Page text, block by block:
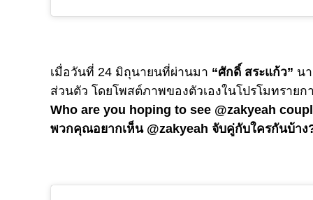
เมื่อวันที่ 24 มิถุนายนที่ผ่านมา “ศักดิ์ สระแก้ว” น
ส่วนตัว โดยโพสต์ภาพของตัวเองในโปรโมทรายก
Who are you hoping to see @zakyeah
พวกคุณอยากเห็น @zakyeah จับคู่กับใครกันบ้าง